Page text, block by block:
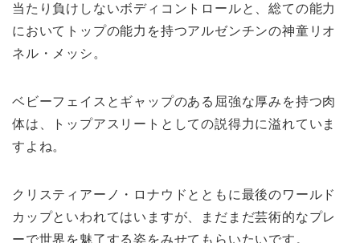
当たり負けしないボディコントロールと、総ての能力
においてトップの能力を持つアルゼンチンの神童リオ
ネル・メッシ。
ベビーフェイスとギャップのある屈強な厚みを持つ肉
体は、トップアスリートとしての説得力に溢れていま
すよね。
クリスティアーノ・ロナウドとともに最後のワールド
カップといわれてはいますが、まだまだ芸術的なプレ
ーで世界を魅了する姿をみせてもらいたいです。